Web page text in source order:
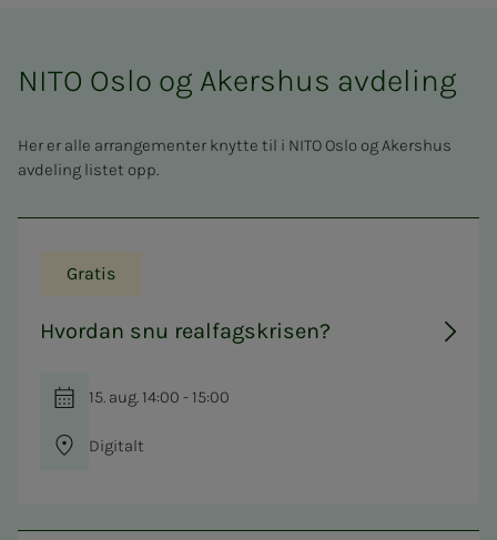
NITO Oslo og Akershus avdeling
Her er alle arrangementer knytte til i NITO Oslo og Akershus
avdeling listet opp.
Gratis
Hvordan snu realfagskrisen?
15. aug. 14:00 - 15:00
Digitalt